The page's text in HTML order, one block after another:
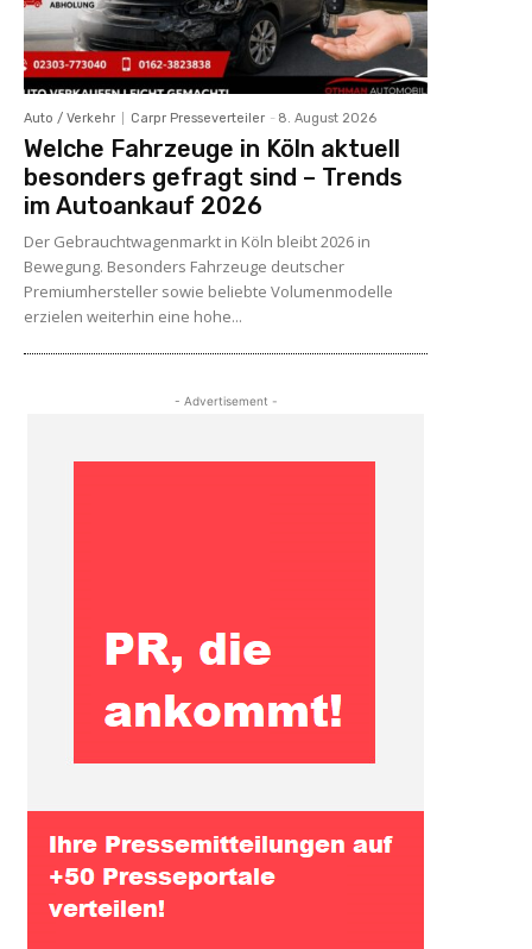
Auto / Verkehr Carpr Presseverteiler - 8. August 2026
Welche Fahrzeuge in Köln aktuell
besonders gefragt sind – Trends
im Autoankauf 2026
Der Gebrauchtwagenmarkt in Köln bleibt 2026 in
Bewegung. Besonders Fahrzeuge deutscher
Premiumhersteller sowie beliebte Volumenmodelle
erzielen weiterhin eine hohe...
- Advertisement -